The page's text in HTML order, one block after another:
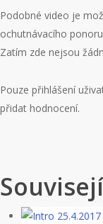
Podobné video je
ochutnávacího
Zatím zde nejsou
Pouze přihlášení
přidat hodnocení.